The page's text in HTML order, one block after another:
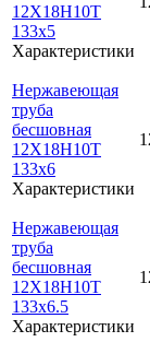
12Х18Н10Т
133x5
Характеристики
Нержавеющая
труба
бесшовная
12Х18Н10Т
133x6
Характеристики
Нержавеющая
труба
бесшовная
12Х18Н10Т
133x6.5
Характеристики